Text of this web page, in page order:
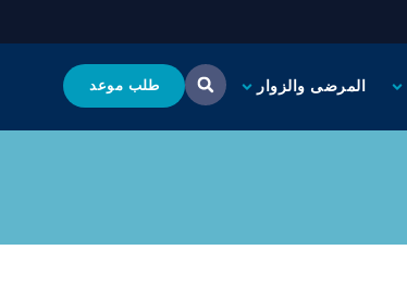
المرضى والزوار طلب موعد